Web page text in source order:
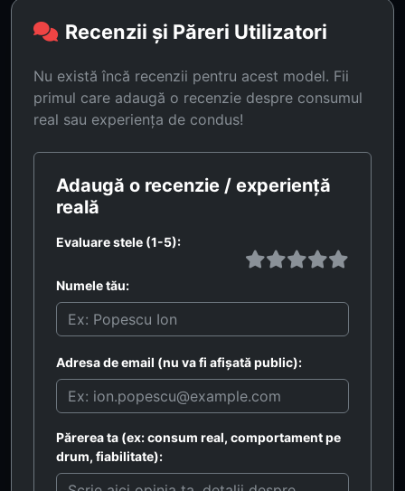
Recenzii și Păreri Utilizatori
Nu există încă recenzii pentru acest model. Fii
primul care adaugă o recenzie despre consumul
real sau experiența de condus!
Adaugă o recenzie / experiență
reală
Evaluare stele (1-5):
Numele tău:
Adresa de email (nu va fi afișată public):
Părerea ta (ex: consum real, comportament pe
drum, fiabilitate):